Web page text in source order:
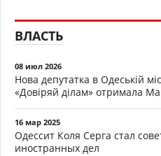
ВЛАСТЬ
08 июл 2026
Нова депутатка в Одеській
«Довіряй ділам» отримала
16 мар 2025
Одессит Коля Серга стал
иностранных дел